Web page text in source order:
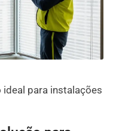
para instalações